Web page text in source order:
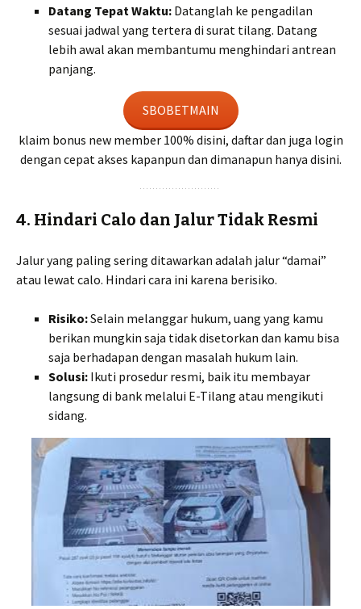
Datang Tepat Waktu: Datanglah ke pengadilan
sesuai jadwal yang tertera di surat tilang. Datang
lebih awal akan membantumu menghindari antrean
panjang.
SBOBETMAIN
klaim bonus new member 100% disini, daftar dan juga login
dengan cepat akses kapanpun dan dimanapun hanya disini.
4. Hindari Calo dan Jalur Tidak Resmi
Jalur yang paling sering ditawarkan adalah jalur “damai”
atau lewat calo. Hindari cara ini karena berisiko.
Risiko:Selain melanggar hukum, uang yang kamu
berikan mungkin saja tidak disetorkan dan kamu bisa
saja berhadapan dengan masalah hukum lain.
Solusi: Ikuti prosedur resmi, baik itu membayar
langsung di bank melalui E-Tilang atau mengikuti
sidang.